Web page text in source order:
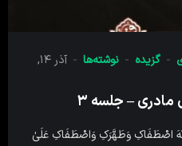
گزیده نوشته‌ها
آذر ۱۴,
– جلسه ۳
اصْطَفَاکِ وَطَهَّرَکِ وَاصْطَفَاکِ عَلَىٰ